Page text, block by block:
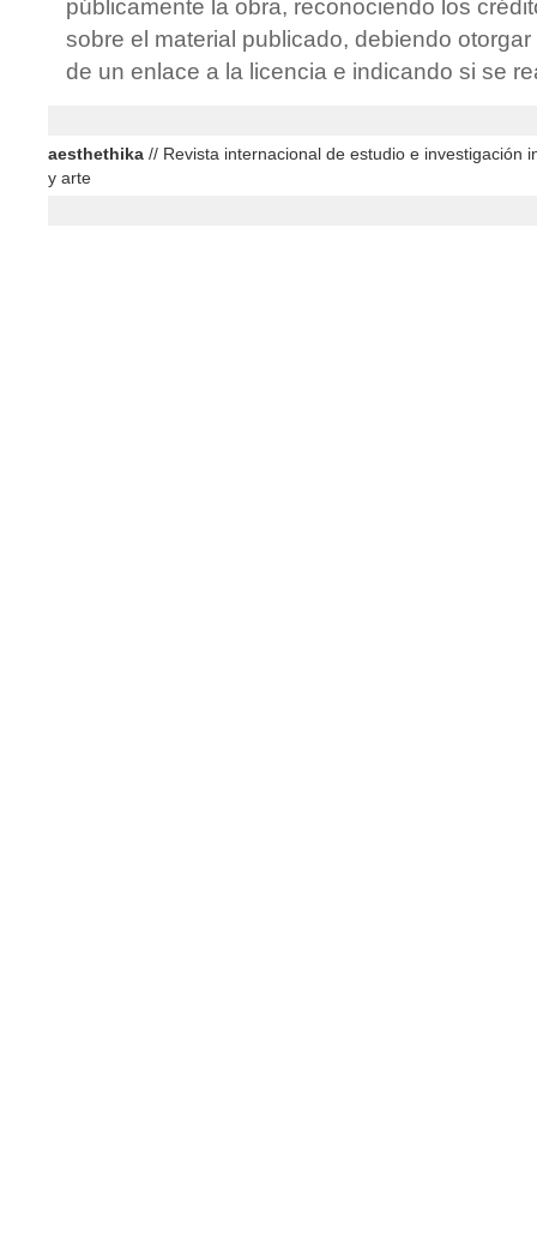
públicamente la obra, reconociendo los
sobre el material publicado, debiendo
de un enlace a la licencia e indicando si se
aesthethika // Revista internacional de estudio e investigación
y arte